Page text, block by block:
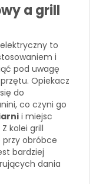
a grill
to
i
pod uwagę
Opiekacz
do
co czyni go
i miejsc
kolei grill
przy obróbce
bardziej
dania